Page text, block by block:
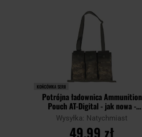
KOŃCÓWKA SERII
Potrójna ładownica Ammunition
Pouch AT-Digital - jak nowa -
Demobil
Wysyłka: Natychmiast
49,99 zł